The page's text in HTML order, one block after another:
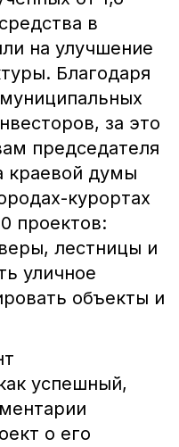
в
на улучшение
Благодаря
за это
председателя
краевой думы
курортах
проектов:
лестницы и
уличное
объекты и
успешный,
о его